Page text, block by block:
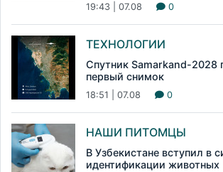
19:43 | 07.08 0
ТЕХНОЛОГИИ
Спутник Samarkand-2028
первый снимок
18:51 | 07.08 0
НАШИ ПИТОМЦЫ
В Узбекистане вступил в
идентификации животных